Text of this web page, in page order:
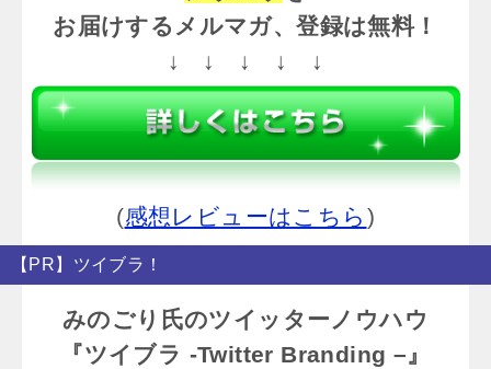
お届けするメルマガ、登録は無料！
↓ ↓ ↓ ↓ ↓
(感想レビューはこちら )
【PR】ツイブラ！
みのごり氏のツイッターノウハウ
『ツイブラ -Twitter Branding –』